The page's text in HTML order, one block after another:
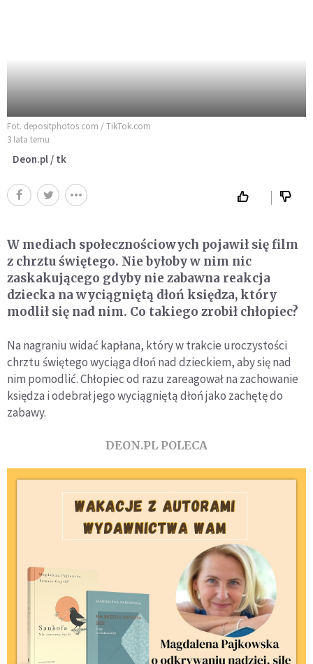
Fot. depositphotos.com / TikTok.com
3 lata temu
Deon.pl / tk
W mediach społecznościowych pojawił się film
z chrztu świętego. Nie byłoby w nim nic
zaskakującego gdyby nie zabawna reakcja
dziecka na wyciągniętą dłoń księdza, który
modlił się nad nim. Co takiego zrobił chłopiec?
Na nagraniu widać kapłana, który w trakcie uroczystości
chrztu świętego wyciąga dłoń nad dzieckiem, aby się nad
nim pomodlić. Chłopiec od razu zareagował na zachowanie
księdza i odebrał jego wyciągniętą dłoń jako zachętę do
zabawy.
DEON.PL POLECA